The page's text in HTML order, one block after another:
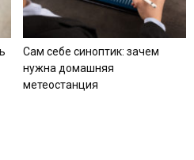
Сам себе синоптик: зачем
нужна домашняя
метеостанция